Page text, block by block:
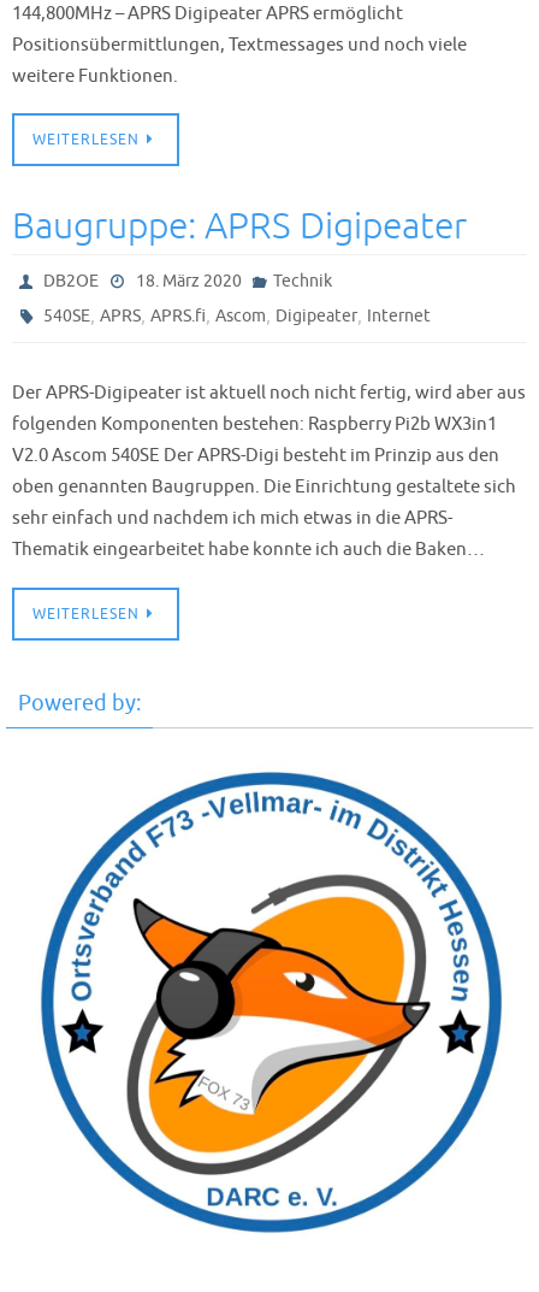
144,800MHz – APRS Digipeater APRS ermöglicht
Positionsübermittlungen, Textmessages und noch viele
weitere Funktionen.
WEITERLESEN
Baugruppe: APRS Digipeater
DB2OE 18. März 2020
Technik
540SE,APRS,APRS.fi,Ascom, Digipeater, Internet
Der APRS-Digipeater ist aktuell noch nicht fertig, wird aber aus
folgenden Komponenten bestehen: Raspberry Pi2b WX3in1
V2.0 Ascom 540SE Der APRS-Digi besteht im Prinzip aus den
oben genannten Baugruppen. Die Einrichtung gestaltete sich
sehr einfach und nachdem ich mich etwas in die APRS-
Thematik eingearbeitet habe konnte ich auch die Baken…
WEITERLESEN
Powered by: